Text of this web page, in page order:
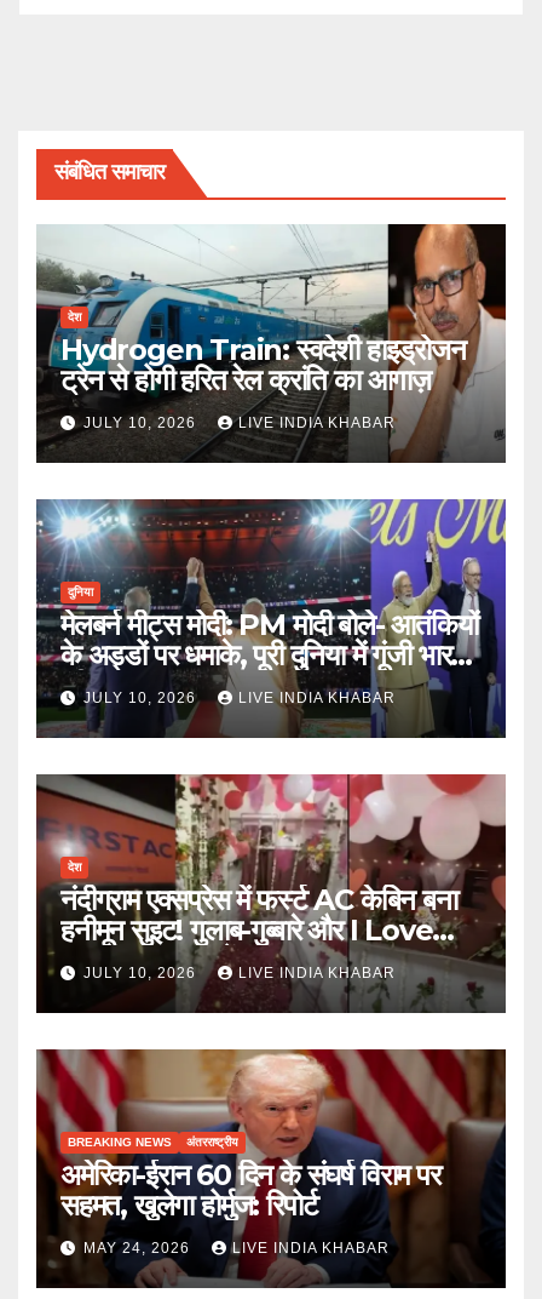
संबंधित समाचार
देश
Hydrogen Train: स्वदेशी हाइड्रोजन
ट्रेन से होगी हरित रेल क्रांति का आगाज़
JULY 10, 2026 LIVE INDIA KHABAR
दुनिया
मेलबर्न मीट्स मोदी: PM मोदी बोले- आतंकियों
के अड्डों पर धमाके, पूरी दुनिया में गूंजी भारत
की ताकत
JULY 10, 2026 LIVE INDIA KHABAR
देश
नंदीग्राम एक्सप्रेस में फर्स्ट AC केबिन बना
हनीमून सुइट! गुलाब-गुब्बारे और I Love
You, TTE सस्पेंड
JULY 10, 2026 LIVE INDIA KHABAR
BREAKING NEWS अंतरराष्ट्रीय
अमेरिका-ईरान 60 दिन के संघर्ष विराम पर
सहमत, खुलेगा होर्मुज: रिपोर्ट
MAY 24, 2026 LIVE INDIA KHABAR